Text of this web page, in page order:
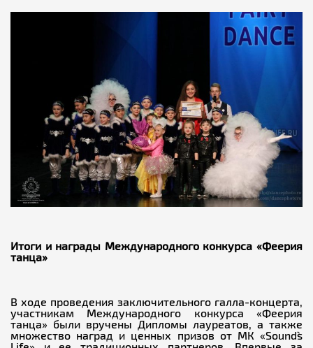
Итоги и награды Международного конкурса «Феерия
танца»
В ходе проведения заключительного галла-концерта,
участникам Международного конкурса «Феерия
танца» были вручены Дипломы лауреатов, а также
множество наград и ценных призов от МК «Sound`s